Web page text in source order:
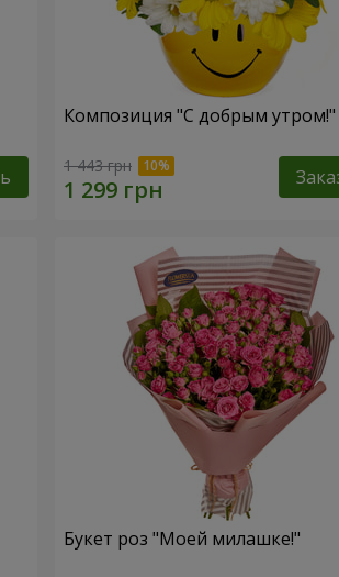
Композиция "С добрым утром!"
1 443 грн
Букет роз "Моей милашке!"